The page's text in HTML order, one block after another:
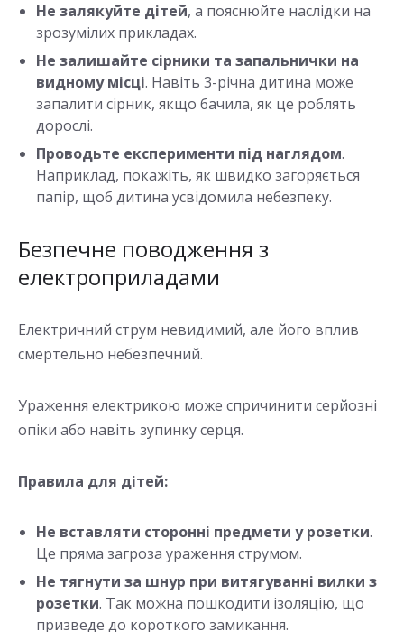
Не залякуйте дітей, а пояснюйте наслідки на
зрозумілих прикладах.
Не залишайте сірники та запальнички на
видному місці. Навіть 3-річна дитина може
запалити сірник, якщо бачила, як це роблять
дорослі.
Проводьте експерименти під наглядом.
Наприклад, покажіть, як швидко загоряється
папір, щоб дитина усвідомила небезпеку.
Безпечне поводження з
електроприладами
Електричний струм невидимий, але його вплив
смертельно небезпечний.
Ураження електрикою може спричинити серйозні
опіки або навіть зупинку серця.
Правила для дітей:
Не вставляти сторонні предмети у розетки.
Це пряма загроза ураження струмом.
Не тягнути за шнур при витягуванні вилки з
розетки. Так можна пошкодити ізоляцію, що
призведе до короткого замикання.